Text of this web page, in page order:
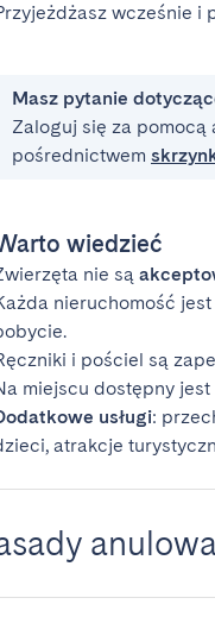
wcześnie i
Masz pytanie
Zaloguj się za pomocą
pośrednictwem
wiedzieć
nie są
nieruchomość
i pościel są
miejscu dostępny jest
usługi:
atrakcje